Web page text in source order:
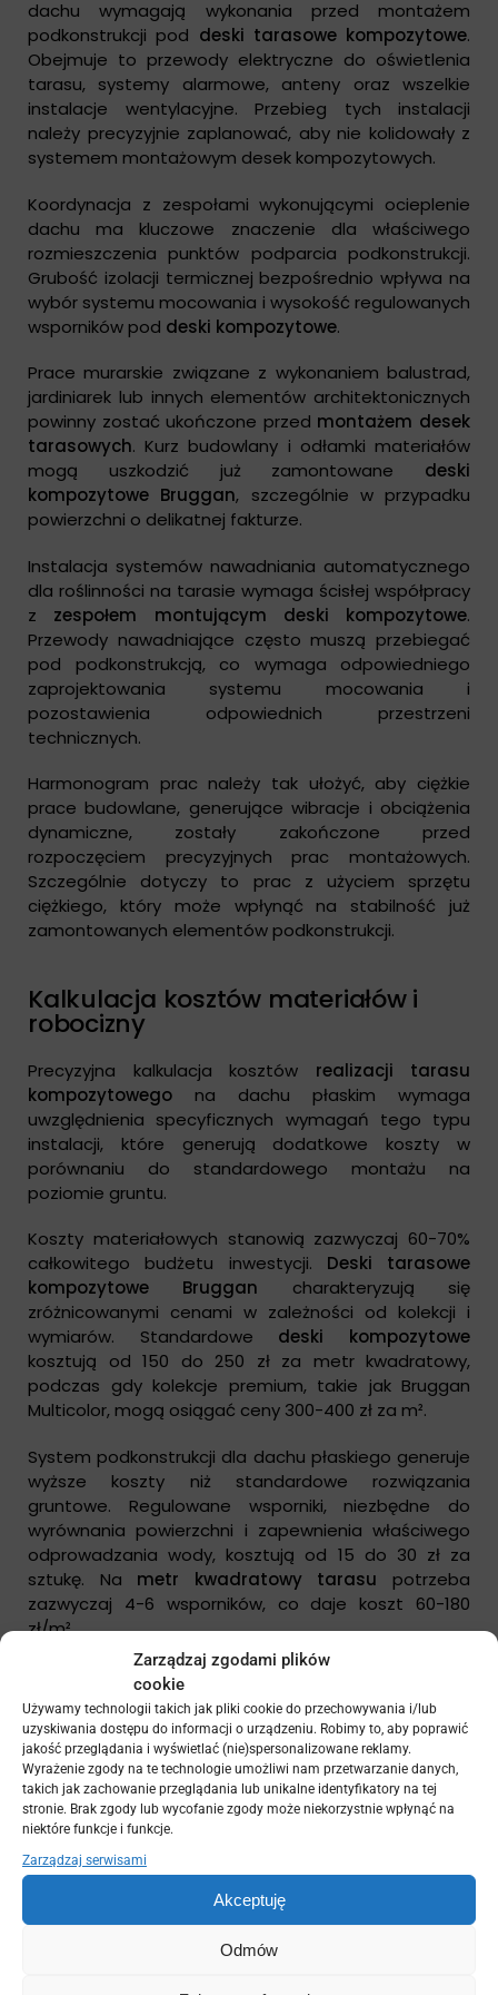
Zarządzaj zgodami plików
cookie
Używamy technologii takich jak pliki cookie do przechowywania i/lub
uzyskiwania dostępu do informacji o urządzeniu. Robimy to, aby poprawić
jakość przeglądania i wyświetlać (nie)spersonalizowane reklamy.
Wyrażenie zgody na te technologie umożliwi nam przetwarzanie danych,
takich jak zachowanie przeglądania lub unikalne identyfikatory na tej
stronie. Brak zgody lub wycofanie zgody może niekorzystnie wpłynąć na
niektóre funkcje i funkcje.
Zarządzaj serwisami
Akceptuję
Odmów
dachu wymagają wykonania przed montażem
podkonstrukcji pod deski tarasowe kompozytowe.
Obejmuje to przewody elektryczne do oświetlenia
tarasu, systemy alarmowe, anteny oraz wszelkie
instalacje wentylacyjne. Przebieg tych instalacji
należy precyzyjnie zaplanować, aby nie kolidowały z
systemem montażowym desek kompozytowych.
Koordynacja z zespołami wykonującymi ocieplenie
dachu ma kluczowe znaczenie dla właściwego
rozmieszczenia punktów podparcia podkonstrukcji.
Grubość izolacji termicznej bezpośrednio wpływa na
wybór systemu mocowania i wysokość regulowanych
wsporników pod deski kompozytowe.
Prace murarskie związane z wykonaniem balustrad,
jardiniarek lub innych elementów architektonicznych
powinny zostać ukończone przed montażem desek
tarasowych. Kurz budowlany i odłamki materiałów
mogą uszkodzić już zamontowane deski
kompozytowe Bruggan, szczególnie w przypadku
powierzchni o delikatnej fakturze.
Instalacja systemów nawadniania automatycznego
dla roślinności na tarasie wymaga ścisłej współpracy
z zespołem montującym deski kompozytowe.
Przewody nawadniające często muszą przebiegać
pod podkonstrukcją, co wymaga odpowiedniego
zaprojektowania systemu mocowania i
pozostawienia odpowiednich przestrzeni
technicznych.
Harmonogram prac należy tak ułożyć, aby ciężkie
prace budowlane, generujące wibracje i obciążenia
dynamiczne, zostały zakończone przed
rozpoczęciem precyzyjnych prac montażowych.
Szczególnie dotyczy to prac z użyciem sprzętu
ciężkiego, który może wpłynąć na stabilność już
zamontowanych elementów podkonstrukcji.
Kalkulacja kosztów materiałów i
robocizny
Precyzyjna kalkulacja kosztów realizacji tarasu
kompozytowego na dachu płaskim wymaga
uwzględnienia specyficznych wymagań tego typu
instalacji, które generują dodatkowe koszty w
porównaniu do standardowego montażu na
poziomie gruntu.
Koszty materiałowych stanowią zazwyczaj 60-70%
całkowitego budżetu inwestycji. Deski tarasowe
kompozytowe Bruggan charakteryzują się
zróżnicowanymi cenami w zależności od kolekcji i
wymiarów. Standardowe deski kompozytowe
kosztują od 150 do 250 zł za metr kwadratowy,
podczas gdy kolekcje premium, takie jak Bruggan
Multicolor, mogą osiągać ceny 300-400 zł za m².
System podkonstrukcji dla dachu płaskiego generuje
wyższe koszty niż standardowe rozwiązania
gruntowe. Regulowane wsporniki, niezbędne do
wyrównania powierzchni i zapewnienia właściwego
odprowadzania wody, kosztują od 15 do 30 zł za
sztukę. Na metr kwadratowy tarasu potrzeba
zazwyczaj 4-6 wsporników, co daje koszt 60-180
zł/m².
Łagi aluminiowe lub kompozytowe stanowią kolejną
pozycję kosztową. Wysokiej jakości łagi aluminiowe
kosztują 20-35 zł za metr bieżący. Nametr
kwadratowy tarasuzużywa się przeciętnie 2-3
metry łag, co przekłada się na koszt 40-105 zł/m².
Elementy mocujące, czyli wkręty, klipsy montażowe i
uszczelki, generują koszt około 10-20 zł na metr
kwadratowy.Deski kompozytowe na wymiar
wymagają specjalistycznych elementów łączących,
które mogą być droższe od standardowych